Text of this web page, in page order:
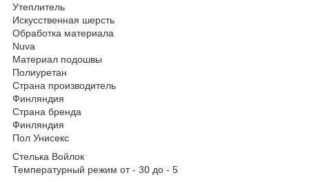
Утеплитель
Искусственная шерсть
Обработка материала
Nuva
Материал подошвы
Полиуретан
Страна производитель
Финляндия
Страна бренда
Финляндия
Пол Унисекс
Стелька Войлок
Температурный режим от - 30 до - 5